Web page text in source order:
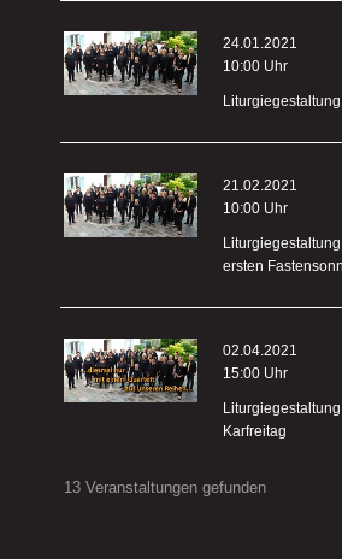
24.01.2021
10:00 Uhr
Liturgiegestaltung
21.02.2021
10:00 Uhr
ersten
02.04.2021
15:00 Uhr
Karfreitag
13 Veranstaltungen gefunden